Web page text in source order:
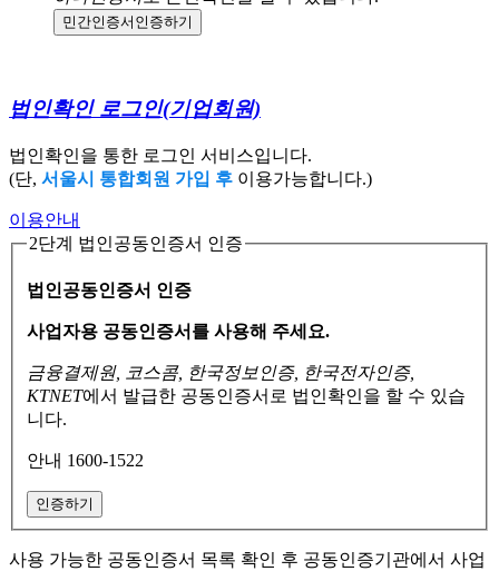
민간인증서 인증하기
법인확인 로그인(기업회원)
법인확인을 통한 로그인 서비스입니다.
(단, 서울시 통합회원 가입 후 이용가능합니다.)
이용안내
2단계 법인공동인증서 인증
법인공동인증서 인증
사업자용 공동인증서를 사용해 주세요.
금융결제원, 코스콤, 한국정보인증, 한국전자인증,
KTNET에서 발급한 공동인증서로 법인확인을 할 수 있습
니다.
안내 1600-1522
인증하기
사용 가능한 공동인증서 목록 확인 후 공동인증기관에서 사업